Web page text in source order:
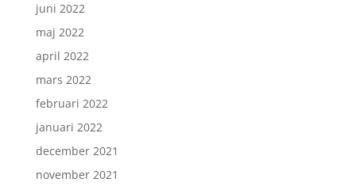
juni 2022
maj 2022
april 2022
mars 2022
februari 2022
januari 2022
december 2021
november 2021